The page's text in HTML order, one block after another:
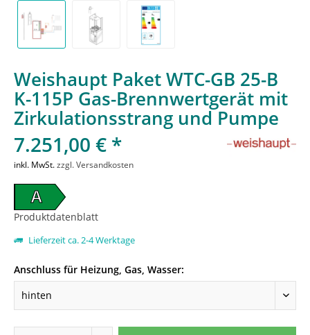
Weishaupt Paket WTC-GB 25-B
K-115P Gas-Brennwertgerät mit
Zirkulationsstrang und Pumpe
7.251,00 € *
inkl. MwSt.zzgl. Versandkosten
A
Produktdatenblatt
Lieferzeit ca. 2-4 Werktage
Anschluss für Heizung, Gas, Wasser: